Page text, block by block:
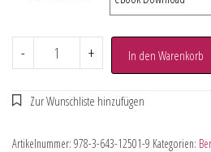
- + In den Warenkorb
Artikelnummer: 978-3-643-12501-9 Kategorien: